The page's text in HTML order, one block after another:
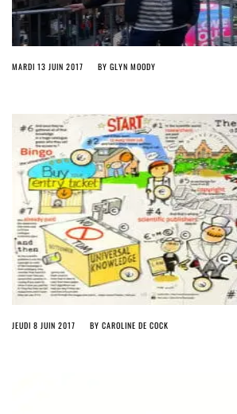
MARDI 13 JUIN 2017 BY GLYN MOODY
JEUDI 8 JUIN 2017 BY CAROLINE DE COCK